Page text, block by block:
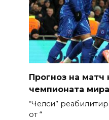
Прогноз на матч
чемпионата
“Челси”
от “